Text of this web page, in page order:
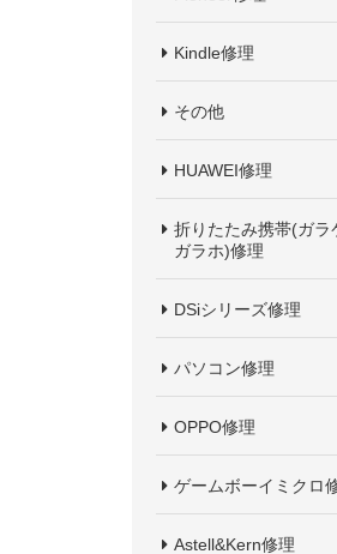
Kindle修理
その他
HUAWEI修理
折りたたみ携帯(ガラ
ガラホ)修理
DSiシリーズ修理
パソコン修理
OPPO修理
ゲームボーイミクロ
Astell&Kern修理